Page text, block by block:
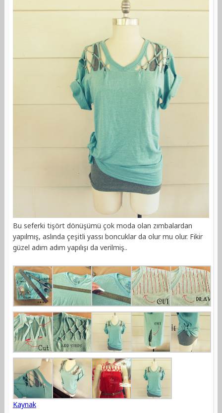
Bu seferki tişört dönüşümü çok moda olan zımbalardan
yapılmış, aslında çeşitli yassı boncuklar da olur mu olur. Fikir
güzel adım adım yapılışı da verilmiş..
Kaynak